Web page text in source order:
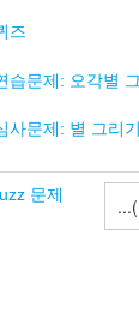
즈
습문제: 오각별
사문제: 별 그리기
문제